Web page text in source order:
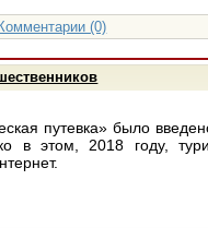
(0)
путевка» было
в этом, 2018 году,